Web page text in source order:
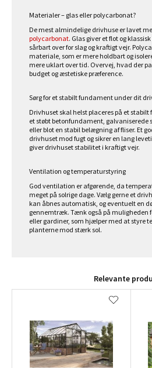
Materialer – glas eller polycarbonat?
De mest almindelige drivhuse er lavet
polycarbonat. Glas giver et flot og
sårbart over for slag og kraftigt vejr.
materiale, som er mere holdbart og
mere uklart over tid. Overvej, hvad der
budget og æstetiske præference.
Sørg for et stabilt fundament under dit
Drivhuset skal helst placeres på et
et støbt betonfundament,
eller blot en stabil belægning af fliser. Et
drivhuset mod fugt og sikrer en lang
giver drivhuset stabilitet i kraftigt vejr.
Ventilation og temperaturstyring
God ventilation er afgørende, da
meget på solrige dage. Vælg gerne et
kan åbnes automatisk, og eventuelt en
gennemtræk. Tænk også på muligheden
eller gardiner, som hjælper med at styre
planterne mod stærk sol.
Relevante